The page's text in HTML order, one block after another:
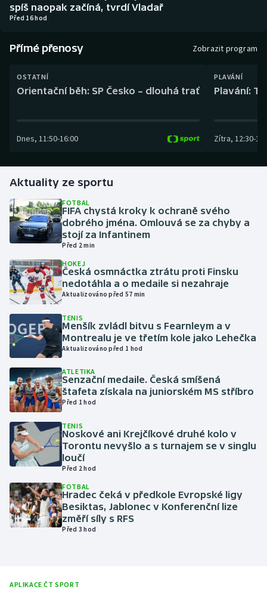
Boby a skeleton
Box
Curling
Golf
Gymnastika
Házená
Jezdectví
Judo
Krasobruslení
Lezení
Lyže a snowboard
Moderní pětiboj
Motorsport
Olympijské hry
Parasport
Plavání
Ragby
AZ kvíz
spíš naopak začíná, tvrdí Vladař
Před 16 hod
Přímé přenosy Zobrazit program
OSTATNÍ
Orientační běh: SP Česko – dlouhá trať
Dnes, 11:50-16:00
PLAVÁNÍ
Plavání:
Zítra, 12:30-
Aktuality ze sportu
FOTBAL
FIFA chystá kroky k ochraně svého
dobrého jména. Omlouvá se za chyby a
stojí za Infantinem
Před 2 min
HOKEJ
Česká osmnáctka ztrátu proti Finsku
nedotáhla a o medaile si nezahraje
Aktualizováno před 57 min
TENIS
Menšík zvládl bitvu s Fearnleym a v
Montrealu je ve třetím kole jako Lehečka
Aktualizováno před 1 hod
ATLETIKA
Senzační medaile. Česká smíšená
štafeta získala na juniorském MS stříbro
Před 1 hod
TENIS
Noskové ani Krejčíkové druhé kolo v
Torontu nevyšlo a s turnajem se v singlu
loučí
Před 2 hod
FOTBAL
Hradec čeká v předkole Evropské ligy
Besiktas, Jablonec v Konferenční lize
změří síly s RFS
Před 3 hod
APLIKACE ČT SPORT